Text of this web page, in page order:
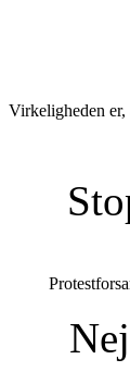
Virkeligheden er,